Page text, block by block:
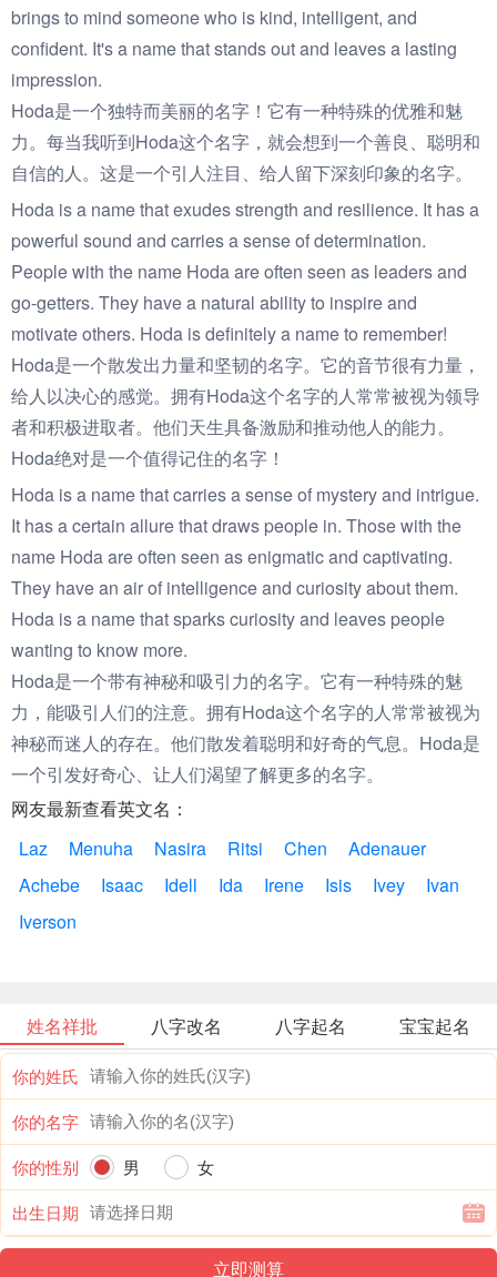
brings to mind someone who is kind, intelligent, and
confident. It's a name that stands out and leaves a lasting
impression.
Hoda是一个独特而美丽的名字！它有一种特殊的优雅和魅
力。每当我听到Hoda这个名字，就会想到一个善良、聪明和
自信的人。这是一个引人注目、给人留下深刻印象的名字。
Hoda is a name that exudes strength and resilience. It has a
powerful sound and carries a sense of determination.
People with the name Hoda are often seen as leaders and
go-getters. They have a natural ability to inspire and
motivate others. Hoda is definitely a name to remember!
Hoda是一个散发出力量和坚韧的名字。它的音节很有力量，
给人以决心的感觉。拥有Hoda这个名字的人常常被视为领导
者和积极进取者。他们天生具备激励和推动他人的能力。
Hoda绝对是一个值得记住的名字！
Hoda is a name that carries a sense of mystery and intrigue.
It has a certain allure that draws people in. Those with the
name Hoda are often seen as enigmatic and captivating.
They have an air of intelligence and curiosity about them.
Hoda is a name that sparks curiosity and leaves people
wanting to know more.
Hoda是一个带有神秘和吸引力的名字。它有一种特殊的魅
力，能吸引人们的注意。拥有Hoda这个名字的人常常被视为
神秘而迷人的存在。他们散发着聪明和好奇的气息。Hoda是
一个引发好奇心、让人们渴望了解更多的名字。
网友最新查看英文名：
Laz
Menuha Nasira Ritsi Chen
Adenauer
Achebe
Isaac Idell Ida Irene Isis Ivey
Ivan
Iverson
姓名祥批 八字改名 八字起名 宝宝起名
你的姓氏
你的名字
你的性别
男
女
出生日期